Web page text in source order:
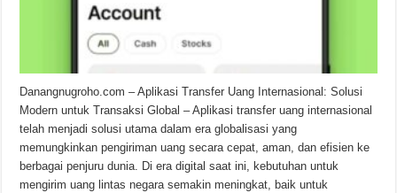
Teknologi Bikin Bisnis Makanan Kamu Makin Cuan! Begini Cara Buka
Danangnugroho.com – Aplikasi Transfer Uang Internasional: Solusi
Modern untuk Transaksi Global – Aplikasi transfer uang internasional
telah menjadi solusi utama dalam era globalisasi yang
memungkinkan pengiriman uang secara cepat, aman, dan efisien ke
berbagai penjuru dunia. Di era digital saat ini, kebutuhan untuk
mengirim uang lintas negara semakin meningkat, baik untuk